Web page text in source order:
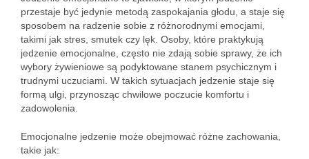
przestaje być jedynie metodą zaspokajania głodu, a staje się
sposobem na radzenie sobie z różnorodnymi emocjami,
takimi jak stres, smutek czy lęk. Osoby, które praktykują
jedzenie emocjonalne, często nie zdają sobie sprawy, że ich
wybory żywieniowe są podyktowane stanem psychicznym i
trudnymi uczuciami. W takich sytuacjach jedzenie staje się
formą ulgi, przynosząc chwilowe poczucie komfortu i
zadowolenia.
Emocjonalne jedzenie może obejmować różne zachowania,
takie jak: